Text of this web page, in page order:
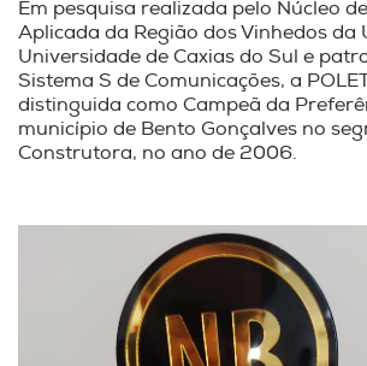
Em pesquisa realizada pelo Núcleo
Aplicada da Região dos Vinhedos da
Universidade de Caxias do Sul e
Sistema S de Comunicações, a
distinguida como Campeã da
município de Bento Gonçalves no
Construtora, no ano de 2006.